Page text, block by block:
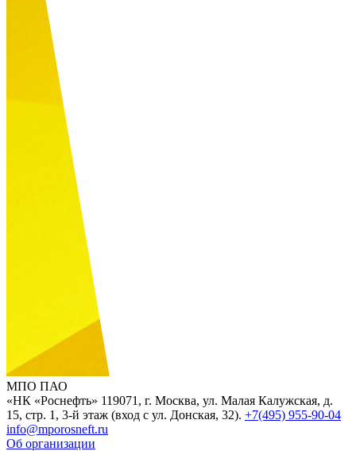
МПО ПАО
«НК «Роснефть» 119071, г. Москва, ул. Малая Калужская, д.
15, стр. 1, 3-й этаж (вход с ул. Донская, 32). +7(495) 955-90-04
info@mporosneft.ru
Об организации